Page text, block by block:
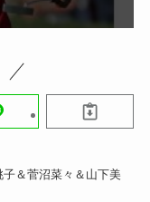
＆菅沼菜々＆山下美